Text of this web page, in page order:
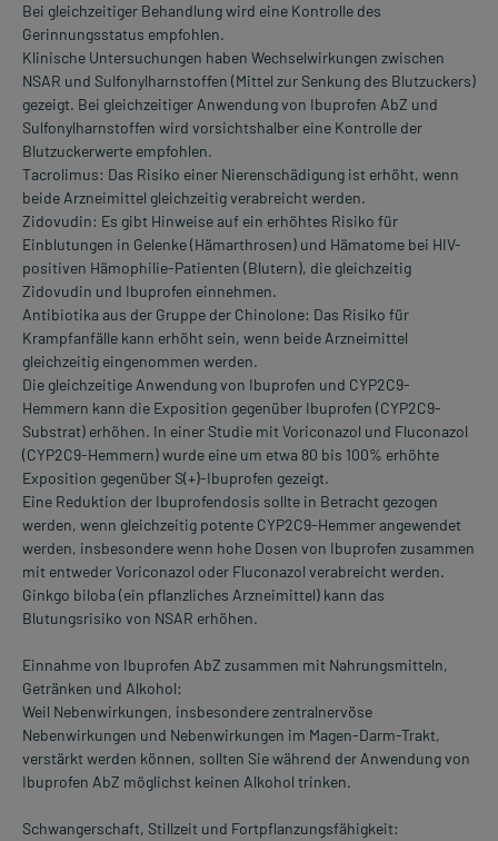
Bei gleichzeitiger Behandlung wird eine Kontrolle des
Gerinnungsstatus empfohlen.
Klinische Untersuchungen haben Wechselwirkungen zwischen
NSAR und Sulfonylharnstoffen (Mittel zur Senkung des Blutzuckers)
gezeigt. Bei gleichzeitiger Anwendung von Ibuprofen AbZ und
Sulfonylharnstoffen wird vorsichtshalber eine Kontrolle der
Blutzuckerwerte empfohlen.
Tacrolimus: Das Risiko einer Nierenschädigung ist erhöht, wenn
beide Arzneimittel gleichzeitig verabreicht werden.
Zidovudin: Es gibt Hinweise auf ein erhöhtes Risiko für
Einblutungen in Gelenke (Hämarthrosen) und Hämatome bei HIV-
positiven Hämophilie-Patienten (Blutern), die gleichzeitig
Zidovudin und Ibuprofen einnehmen.
Antibiotika aus der Gruppe der Chinolone: Das Risiko für
Krampfanfälle kann erhöht sein, wenn beide Arzneimittel
gleichzeitig eingenommen werden.
Die gleichzeitige Anwendung von Ibuprofen und CYP2C9-
Hemmern kann die Exposition gegenüber Ibuprofen (CYP2C9-
Substrat) erhöhen. In einer Studie mit Voriconazol und Fluconazol
(CYP2C9-Hemmern) wurde eine um etwa 80 bis 100% erhöhte
Exposition gegenüber S(+)-Ibuprofen gezeigt.
Eine Reduktion der Ibuprofendosis sollte in Betracht gezogen
werden, wenn gleichzeitig potente CYP2C9-Hemmer angewendet
werden, insbesondere wenn hohe Dosen von Ibuprofen zusammen
mit entweder Voriconazol oder Fluconazol verabreicht werden.
Ginkgo biloba (ein pflanzliches Arzneimittel) kann das
Blutungsrisiko von NSAR erhöhen.
Einnahme von Ibuprofen AbZ zusammen mit Nahrungsmitteln,
Getränken und Alkohol:
Weil Nebenwirkungen, insbesondere zentralnervöse
Nebenwirkungen und Nebenwirkungen im Magen-Darm-Trakt,
verstärkt werden können, sollten Sie während der Anwendung von
Ibuprofen AbZ möglichst keinen Alkohol trinken.
Schwangerschaft, Stillzeit und Fortpflanzungsfähigkeit: